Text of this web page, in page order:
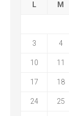
L M
3 4
10 11
17 18
24 25